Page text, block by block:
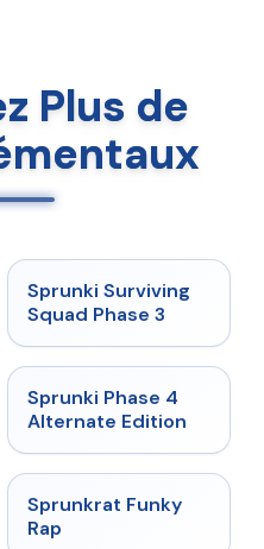
Plus de
★ 4.7
Sprunki Surviving
Squad Phase 3
★
Sprunki Phase 4
Alternate Edition
★ 4.7
Sprunkrat Funky
Rap